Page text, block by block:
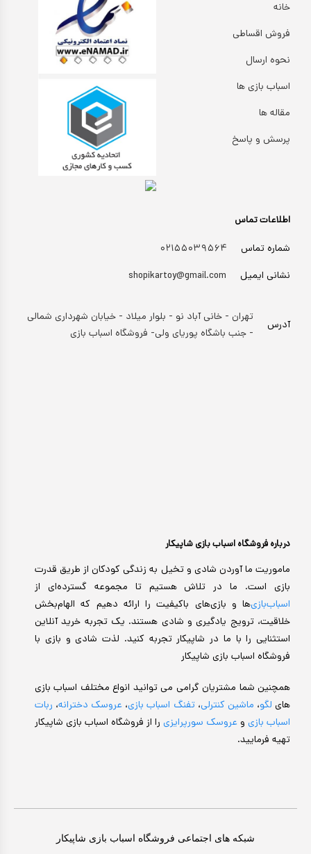
درباره فروشگاه اسباب بازی شاپیکار
ماموریت ما آوردن شادی و تخیل به زندگی کودکان از طریق قدرت
بازی است. ما در تلاش هستیم تا مجموعه گسترده‌ای از
اسباب‌بازی‌ها و بازی‌های باکیفیت را ارائه دهیم که الهام‌بخش
خلاقیت، ترویج یادگیری و شادی هستند. یک تجربه خرید آنلاین
استثنایی را با ما در شاپیکار تجربه کنید. لذت شادی و بازی با
فروشگاه اسباب بازی شاپیکار
همچنین شما مشتریان گرامی می توانید انواع مختلف اسباب بازی
های لگو، ماشین کنترلی،تفنگ اسباب بازی، عروسک دخترانه، ربات
اسباب بازی و عروسک سورپرایزی را از فروشگاه اسباب بازی شاپیکار
تهیه فرمایید.
اطلاعات تماس
شماره تماس
۰۲۱۵۵۰۳۹۵۶۴
نشانی ایمیل
shopikartoy@gmail.com
آدرس
تهران - خانی آباد نو - بلوار میلاد - خیابان شهرداری شمالی
- جنب باشگاه پوریای ولی- فروشگاه اسباب بازی
خانه
فروش اقساطی
نحوه ارسال
اسباب بازی ها
مقاله ها
پرسش و پاسخ
شبکه های اجتماعی فروشگاه اسباب بازی شاپیکار